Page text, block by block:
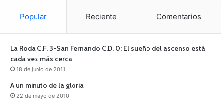
Popular Reciente Comentarios
La Roda C.F. 3-San Fernando C.D. 0: El sueño del ascenso está
cada vez más cerca
18 de junio de 2011
A un minuto de la gloria
22 de mayo de 2010